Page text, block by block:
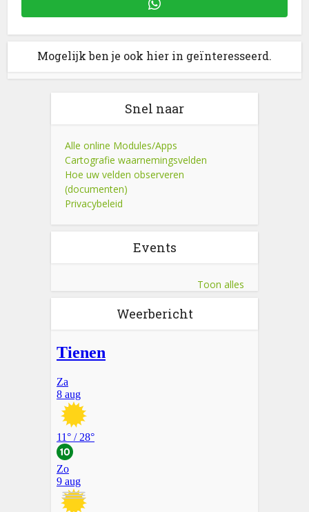
Mogelijk ben je ook hier in geïnteresseerd.
Snel naar
Alle online Modules/Apps
Cartografie waarnemingsvelden
Hoe uw velden observeren
(documenten)
Privacybeleid
Events
Toon alles
Weerbericht